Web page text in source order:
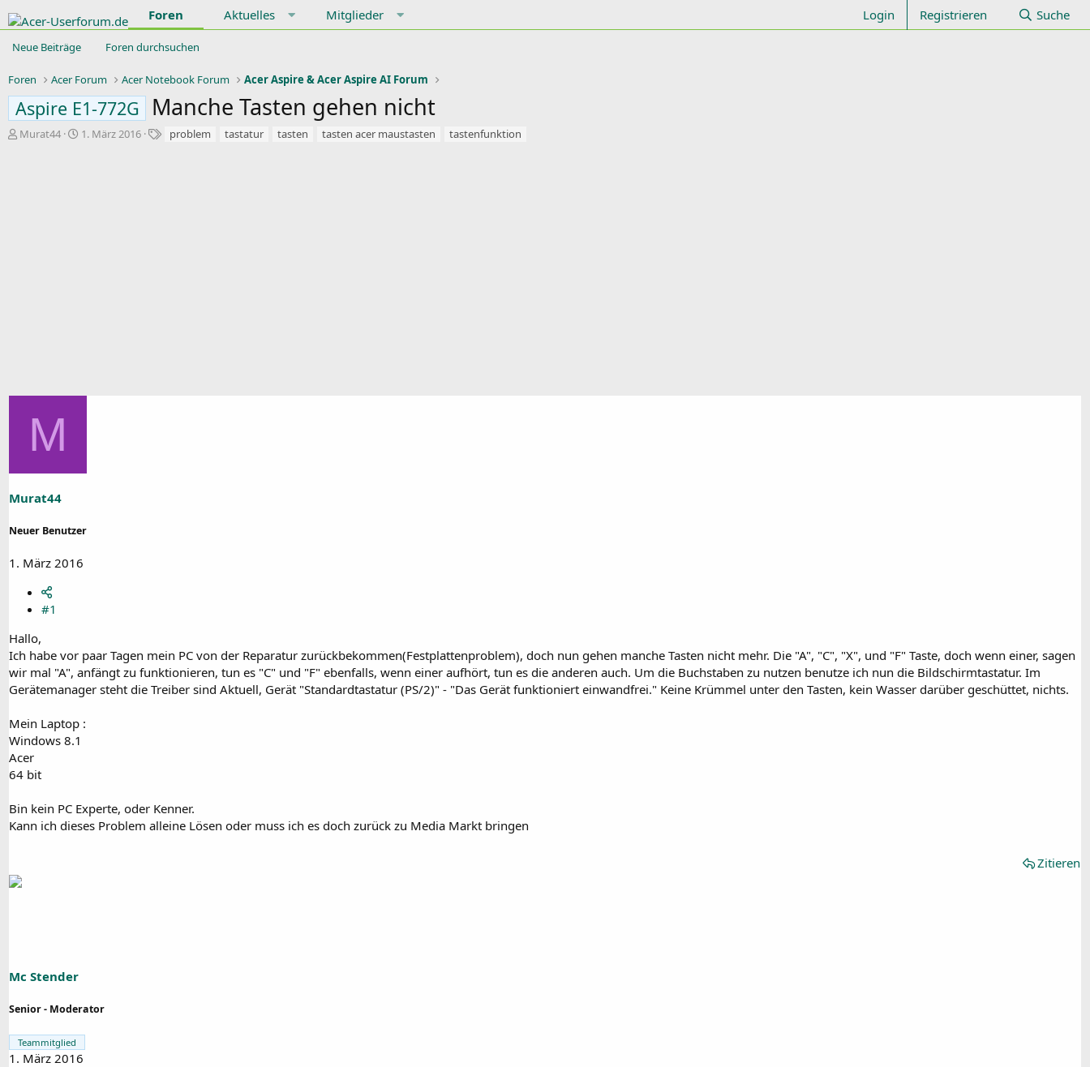
Foren Aktuelles Mitglieder Login Registrieren Suche
Neue Beiträge Foren durchsuchen
Foren Acer Forum Acer Notebook Forum Acer Aspire & Acer Aspire AI Forum
Aspire E1-772G Manche Tasten gehen nicht
E
Murat44
E1. März 2016 problem tastatur tasten tasten acer maustasten tastenfunktion
M
Murat44
Neuer Benutzer
1. März 2016
#1
Hallo,
Ich habe vor paar Tagen mein PC von der Reparatur zurückbekommen(Festplattenproblem), doch nun gehen manche Tasten nicht mehr. Die "A", "C", "X", und "F" Taste, doch wenn einer, sagen
wir mal "A", anfängt zu funktionieren, tun es "C" und "F" ebenfalls, wenn einer aufhört, tun es die anderen auch. Um die Buchstaben zu nutzen benutze ich nun die Bildschirmtastatur. Im
Gerätemanager steht die Treiber sind Aktuell, Gerät "Standardtastatur (PS/2)" - "Das Gerät funktioniert einwandfrei." Keine Krümmel unter den Tasten, kein Wasser darüber geschüttet, nichts.
Mein Laptop :
Windows 8.1
Acer
64 bit
Bin kein PC Experte, oder Kenner.
Kann ich dieses Problem alleine Lösen oder muss ich es doch zurück zu Media Markt bringen
Zitieren
Mc Stender
Senior - Moderator
Teammitglied
1. März 2016